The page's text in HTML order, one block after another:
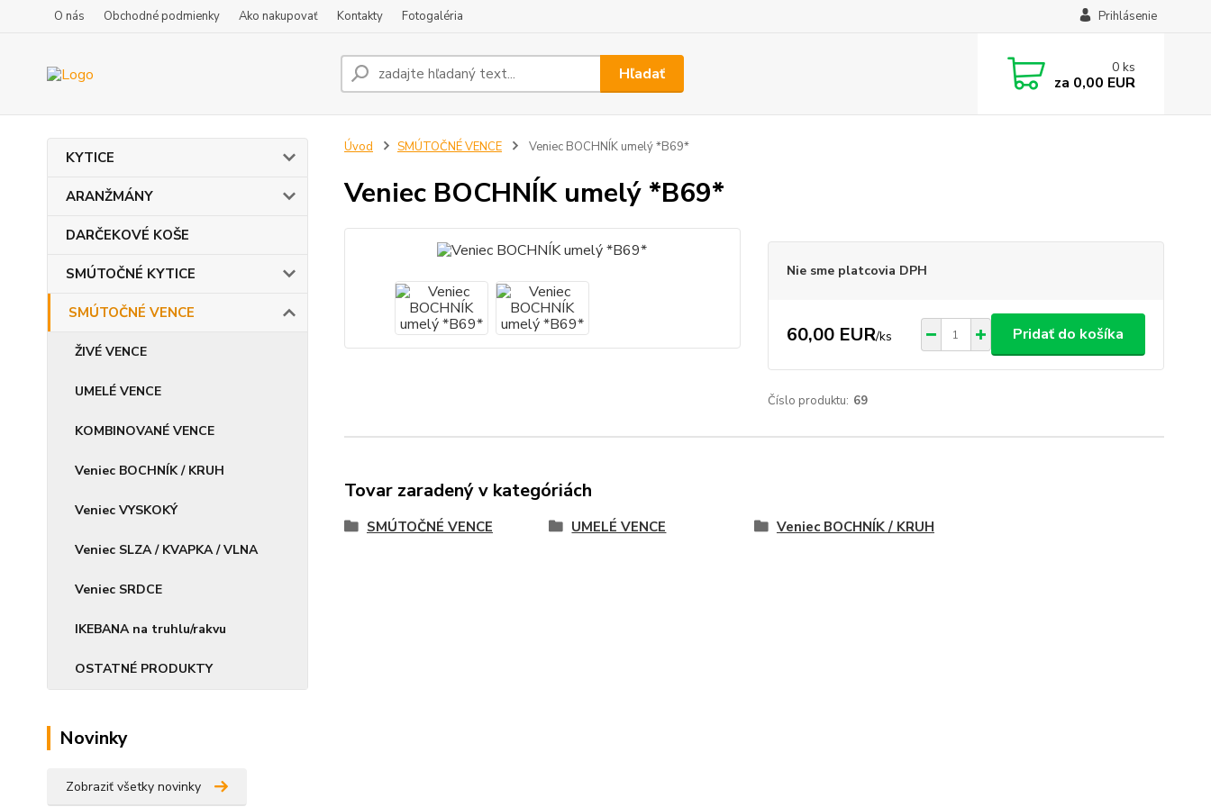
O nás Obchodné podmienky Ako nakupovať Kontakty Fotogaléria Prihlásenie
Hľadať 0 ks
za 0,00 EUR
KYTICE
ARANŽMÁNY
DARČEKOVÉ KOŠE
SMÚTOČNÉ KYTICE
SMÚTOČNÉ VENCE
ŽIVÉ VENCE
UMELÉ VENCE
KOMBINOVANÉ VENCE
Veniec BOCHNÍK / KRUH
Veniec VYSKOKÝ
Veniec SLZA / KVAPKA / VLNA
Veniec SRDCE
IKEBANA na truhlu/rakvu
OSTATNÉ PRODUKTY
Novinky
Zobraziť všetky novinky
Úvod SMÚTOČNÉ VENCE Veniec BOCHNÍK umelý *B69*
Veniec BOCHNÍK umelý *B69*
Nie sme platcovia DPH
60,00 EUR/ks Pridať do košíka
Číslo produktu: 69
Tovar zaradený v kategóriách
SMÚTOČNÉ VENCE UMELÉ VENCE Veniec BOCHNÍK / KRUH